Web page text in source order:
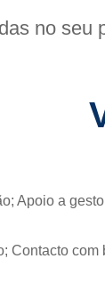
no
Apoio a